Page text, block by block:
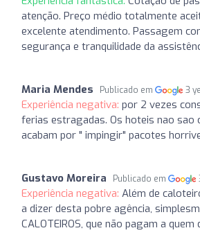
atenção. Preço médio totalmente
excelente atendimento. Passagem
segurança e tranquilidade da
Maria Mendes Publicado em 3
Experiência negativa: por 2 vezes
ferias estragadas. Os hoteis nao sao
acabam por " impingir" pacotes
Gustavo Moreira Publicado em
Experiência negativa: Além de
a dizer desta pobre agência,
CALOTEIROS, que não pagam a quem